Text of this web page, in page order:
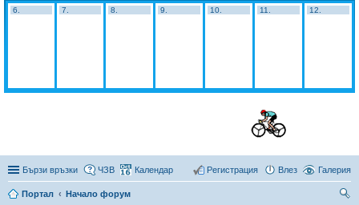
6.
7. 8. 9. 10. 11. 12.
Бързи връзки Галерия
ЧЗВ Календар Влез
Регистрация
Портал
Начало форум